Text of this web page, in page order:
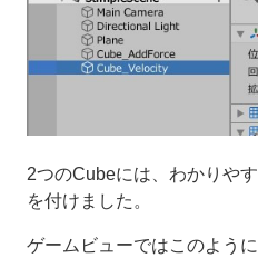
2つのCubeには、わかりや
を付けました。
ゲームビューではこのように